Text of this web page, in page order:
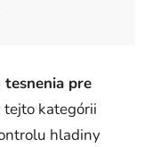
tesnenia pre
tejto kategórii
hladiny